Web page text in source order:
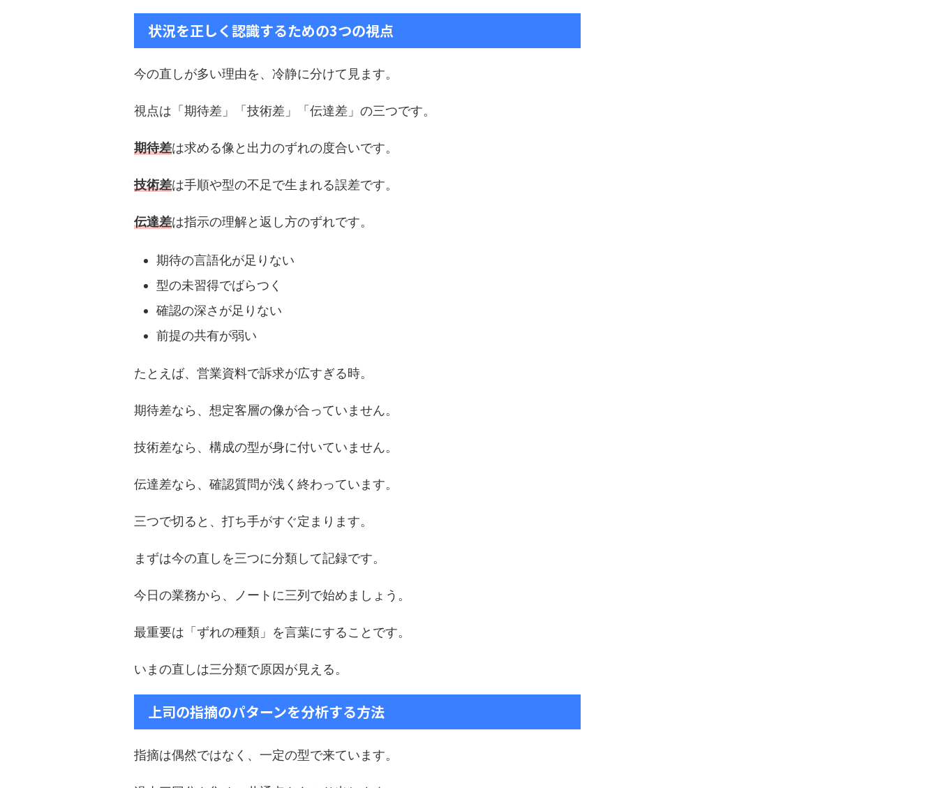
状況を正しく認識するための3つの視点
今の直しが多い理由を、冷静に分けて見ます。
視点は「期待差」「技術差」「伝達差」の三つです。
期待差は求める像と出力のずれの度合いです。
技術差は手順や型の不足で生まれる誤差です。
伝達差は指示の理解と返し方のずれです。
期待の言語化が足りない
型の未習得でばらつく
確認の深さが足りない
前提の共有が弱い
たとえば、営業資料で訴求が広すぎる時。
期待差なら、想定客層の像が合っていません。
技術差なら、構成の型が身に付いていません。
伝達差なら、確認質問が浅く終わっています。
三つで切ると、打ち手がすぐ定まります。
まずは今の直しを三つに分類して記録です。
今日の業務から、ノートに三列で始めましょう。
最重要は「ずれの種類」を言葉にすることです。
いまの直しは三分類で原因が見える。
上司の指摘のパターンを分析する方法
指摘は偶然ではなく、一定の型で来ています。